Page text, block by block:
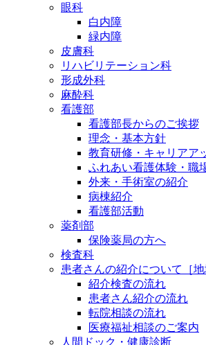
眼科
白内障
緑内障
皮膚科
リハビリテーション科
形成外科
麻酔科
看護部
看護部長からのご挨拶
理念・基本方針
教育研修・キャリアア
ふれあい看護体験・職
外来・手術室の紹介
病棟紹介
看護部活動
薬剤部
保険薬局の方へ
検査科
患者さんの紹介について［地
紹介検査の流れ
患者さん紹介の流れ
転院相談の流れ
医療福祉相談のご案内
人間ドック・健康診断